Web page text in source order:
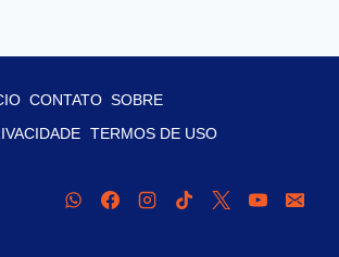
CONTATO SOBRE
TERMOS DE USO